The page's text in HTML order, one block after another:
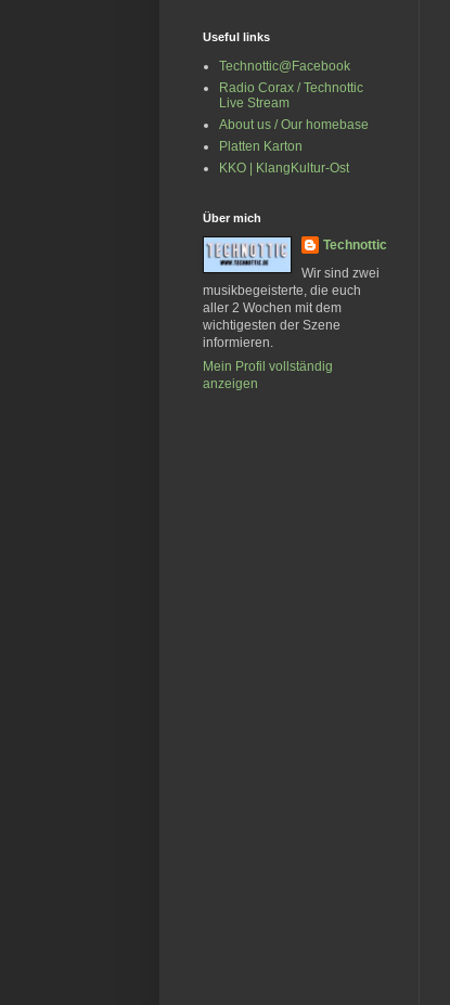
Useful links
Technottic@Facebook
Radio Corax / Technottic
Live Stream
About us / Our homebase
Platten Karton
KKO | KlangKultur-Ost
Über mich
Technottic
Wir sind zwei
musikbegeisterte, die euch
aller 2 Wochen mit dem
wichtigesten der Szene
informieren.
Mein Profil vollständig
anzeigen